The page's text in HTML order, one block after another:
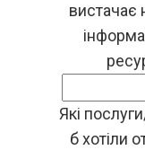
вистачає
Які
б хотіли